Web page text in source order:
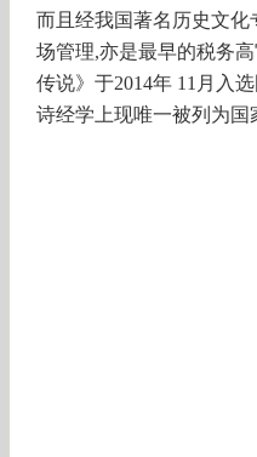
而且经我国著名历史文
场管理,亦是最早的税务
传说》于2014年 11月入
诗经学上现唯一被列为国